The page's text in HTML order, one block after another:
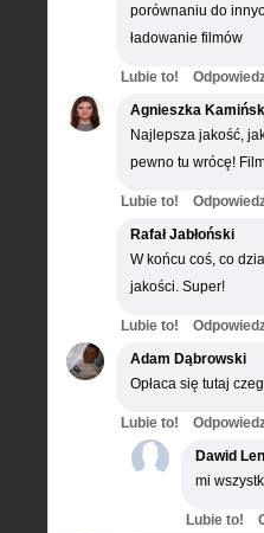
porównaniu do
ładowanie filmów
Lubie to!
Agnieszka
Najlepsza jakość,
pewno tu wrócę!
Lubie to!
Rafał Jabłoński
W końcu coś, co
jakości. Super!
Lubie to!
Adam Dąbrowski
Opłaca się tutaj
Lubie to!
Dawid
mi
Lubie to!